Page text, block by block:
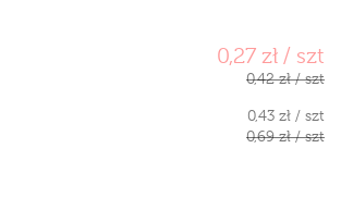
0,27 zł / szt
0,42 zł / szt
0,43 zł / szt
0,69 zł / szt